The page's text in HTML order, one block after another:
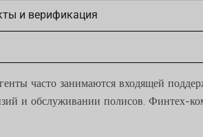
и верификация
часто занимаются входящей
и обслуживании полисов. Финтех-